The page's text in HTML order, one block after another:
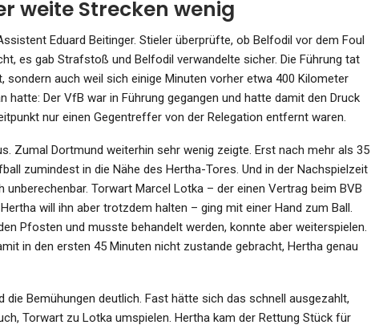
weite Strecken wenig
Eduard Beitinger. Stieler überprüfte, ob Belfodil vor dem Foul
es gab Strafstoß und Belfodil verwandelte sicher. Die Führung tat
sondern auch weil sich einige Minuten vorher etwa 400 Kilometer
Der VfB war in Führung gegangen und hatte damit den Druck
nur einen Gegentreffer von der Relegation entfernt waren.
Zumal Dortmund weiterhin sehr wenig zeigte. Erst nach mehr als 35
zumindest in die Nähe des Hertha-Tores. Und in der Nachspielzeit
unberechenbar. Torwart Marcel Lotka – der einen Vertrag beim BVB
will ihn aber trotzdem halten – ging mit einer Hand zum Ball.
Pfosten und musste behandelt werden, konnte aber weiterspielen.
in den ersten 45 Minuten nicht zustande gebracht, Hertha genau
Bemühungen deutlich. Fast hätte sich das schnell ausgezahlt,
Torwart zu Lotka umspielen. Hertha kam der Rettung Stück für